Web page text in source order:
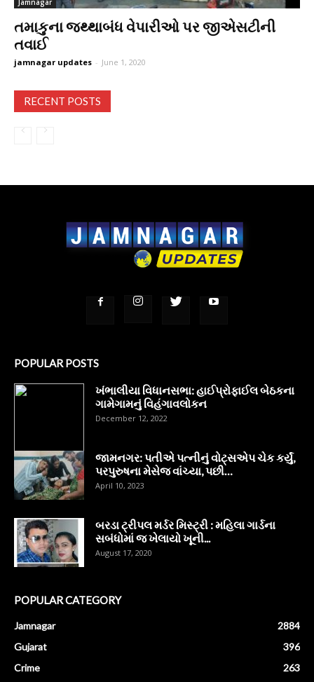
Jamnagar
તમાકુના જથ્થાબંધ વેપારીઓ પર જીએસટીની
તવાઈ
jamnagar updates - June 1, 2020
RECENT POSTS
POPULAR POSTS
ખંભાલીયા વિધાનસભા: હાઈપ્રોફાઈલ બેઠકના
ગામેગામનું વિહંગાવલોકન
December 12, 2022
જામનગર: પતીએ પત્નીનું વોટ્સએપ ચેક કર્યું,
પરપુરુષના મેસેજ વાંચ્યા, પછી…
April 10, 2023
બરડા ટ્રીપલ મર્ડર મિસ્ટ્રી : મહિલા ગાર્ડના
સબંધોમાં જ ખેલાયો ખૂની...
August 17, 2020
POPULAR CATEGORY
Jamnagar
2884
Gujarat
396
Crime
263